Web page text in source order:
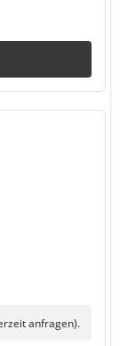
anfragen).